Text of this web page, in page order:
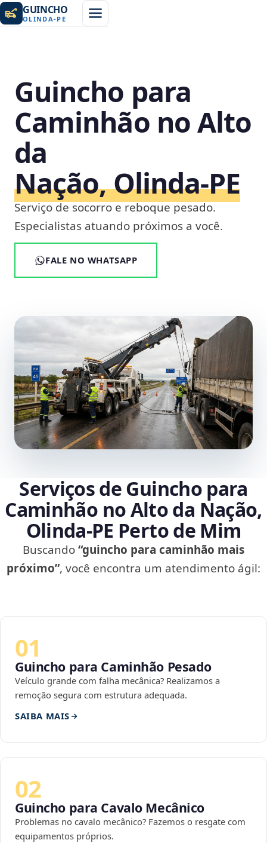
GUINCHO
OLINDA-PE
Guincho para
Caminhão no Alto
da
Nação, Olinda‑PE
Serviço de socorro e reboque pesado.
Especialistas atuando próximos a você.
FALE NO WHATSAPP
Serviços de Guincho para
Caminhão no Alto da Nação,
Olinda‑PE Perto de Mim
Buscando“guincho para caminhão mais
próximo”, você encontra um atendimento ágil:
01
Guincho para Caminhão Pesado
Veículo grande com falha mecânica? Realizamos a
remoção segura com estrutura adequada.
SAIBA MAIS
02
Guincho para Cavalo Mecânico
Problemas no cavalo mecânico? Fazemos o resgate com
equipamentos próprios.